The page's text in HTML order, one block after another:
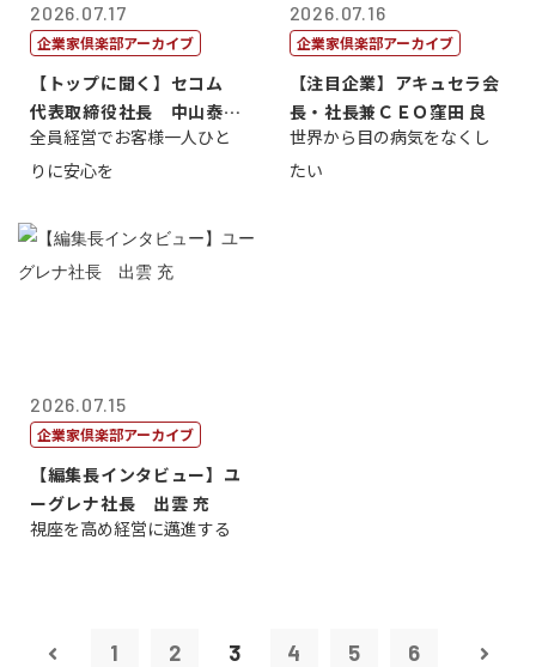
2026.07.17
企業家倶楽部アーカイブ
【トップに聞く】セコム
代表取締役社長 中山泰
男
全員経営でお客様一人ひと
りに安心を
2026.07.16
企業家倶楽部アーカイブ
【注目企業】アキュセラ会
長・社長兼ＣＥＯ窪田 良
世界から目の病気をなくし
たい
2026.07.15
企業家倶楽部アーカイブ
【編集長インタビュー】ユ
ーグレナ社長 出雲 充
視座を高め経営に邁進する
1 2 3 4 5 6